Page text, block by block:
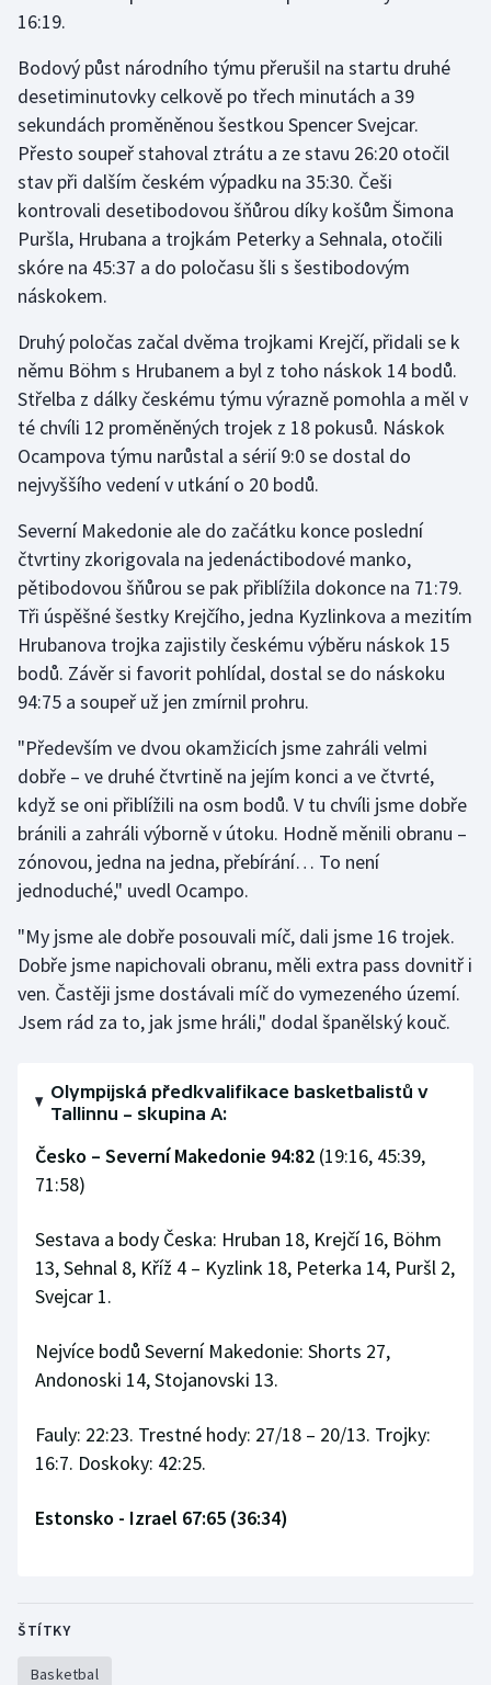
16:19.
Bodový půst národního týmu přerušil na startu druhé
desetiminutovky celkově po třech minutách a 39
sekundách proměněnou šestkou Spencer Svejcar.
Přesto soupeř stahoval ztrátu a ze stavu 26:20 otočil
stav při dalším českém výpadku na 35:30. Češi
kontrovali desetibodovou šňůrou díky košům Šimona
Puršla, Hrubana a trojkám Peterky a Sehnala, otočili
skóre na 45:37 a do poločasu šli s šestibodovým
náskokem.
Druhý poločas začal dvěma trojkami Krejčí, přidali se k
němu Böhm s Hrubanem a byl z toho náskok 14 bodů.
Střelba z dálky českému týmu výrazně pomohla a měl v
té chvíli 12 proměněných trojek z 18 pokusů. Náskok
Ocampova týmu narůstal a sérií 9:0 se dostal do
nejvyššího vedení v utkání o 20 bodů.
Severní Makedonie ale do začátku konce poslední
čtvrtiny zkorigovala na jedenáctibodové manko,
pětibodovou šňůrou se pak přiblížila dokonce na 71:79.
Tři úspěšné šestky Krejčího, jedna Kyzlinkova a mezitím
Hrubanova trojka zajistily českému výběru náskok 15
bodů. Závěr si favorit pohlídal, dostal se do náskoku
94:75 a soupeř už jen zmírnil prohru.
"Především ve dvou okamžicích jsme zahráli velmi
dobře – ve druhé čtvrtině na jejím konci a ve čtvrté,
když se oni přiblížili na osm bodů. V tu chvíli jsme dobře
bránili a zahráli výborně v útoku. Hodně měnili obranu –
zónovou, jedna na jedna, přebírání… To není
jednoduché," uvedl Ocampo.
"My jsme ale dobře posouvali míč, dali jsme 16 trojek.
Dobře jsme napichovali obranu, měli extra pass dovnitř i
ven. Častěji jsme dostávali míč do vymezeného území.
Jsem rád za to, jak jsme hráli," dodal španělský kouč.
Olympijská předkvalifikace basketbalistů v
Tallinnu – skupina A:
Česko – Severní Makedonie 94:82 (19:16, 45:39,
71:58)
Sestava a body Česka: Hruban 18, Krejčí 16, Böhm
13, Sehnal 8, Kříž 4 – Kyzlink 18, Peterka 14, Puršl 2,
Svejcar 1.
Nejvíce bodů Severní Makedonie: Shorts 27,
Andonoski 14, Stojanovski 13.
Fauly: 22:23. Trestné hody: 27/18 – 20/13. Trojky:
16:7. Doskoky: 42:25.
Estonsko - Izrael 67:65 (36:34)
ŠTÍTKY
Basketbal